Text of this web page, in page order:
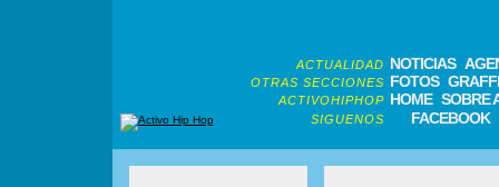
ACTUALIDAD NOTICIAS
OTRAS SECCIONES FOTOS
ACTIVOHIPHOP HOME SOBRE
SIGUENOS FACEBOOK